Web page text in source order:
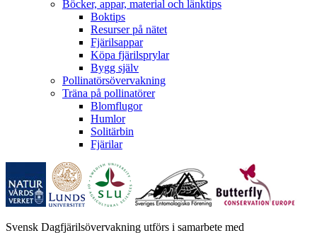
Böcker, appar, material och länktips
Boktips
Resurser på nätet
Fjärilsappar
Köpa fjärilsprylar
Bygg själv
Pollinatörsövervakning
Träna på pollinatörer
Blomflugor
Humlor
Solitärbin
Fjärilar
Svensk Dagfjärilsövervakning utförs i samarbete med